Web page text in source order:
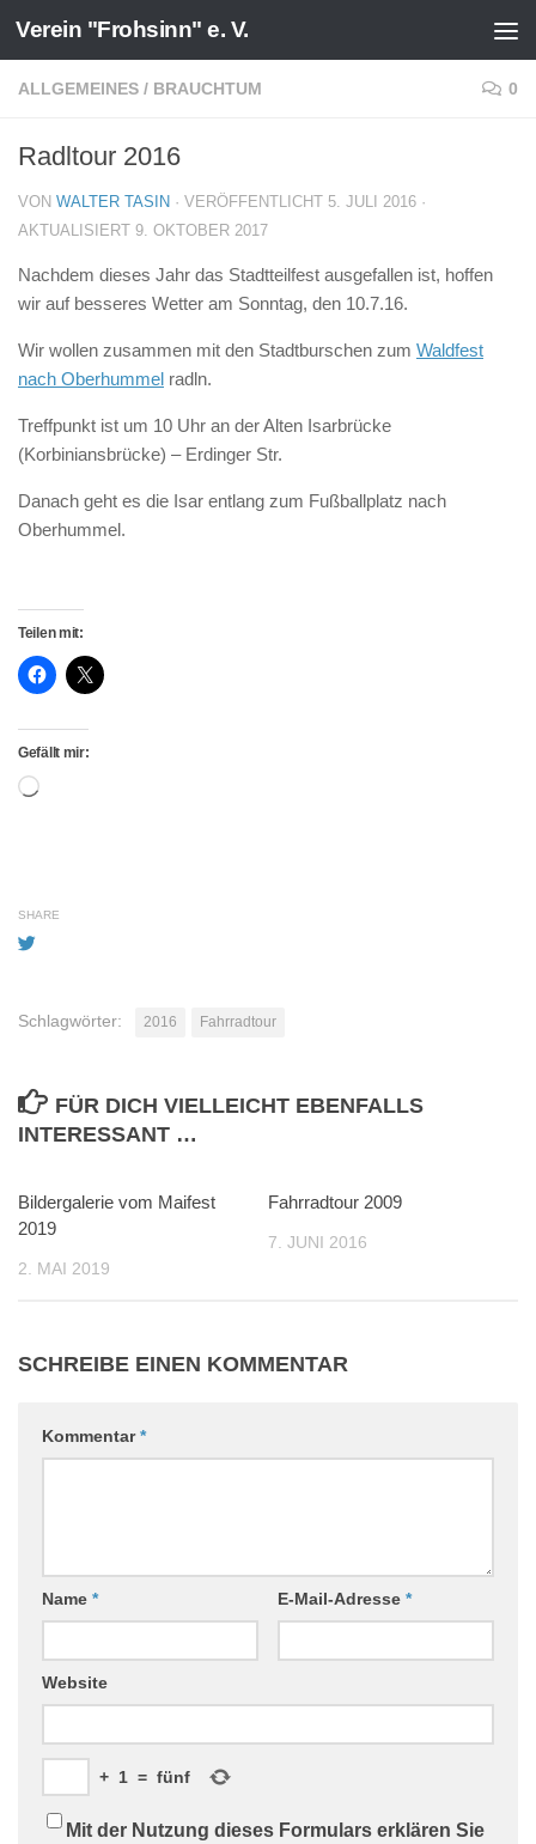
Zum Inhalt springen
Verein "Frohsinn" e. V.
ALLGEMEINES / BRAUCHTUM 0
Radltour 2016
VON WALTER TASIN · VERÖFFENTLICHT 5. JULI 2016 ·
AKTUALISIERT 9. OKTOBER 2017
Nachdem dieses Jahr das Stadtteilfest ausgefallen ist, hoffen
wir auf besseres Wetter am Sonntag, den 10.7.16.
Wir wollen zusammen mit den Stadtburschen zum Waldfest
nach Oberhummel radln.
Treffpunkt ist um 10 Uhr an der Alten Isarbrücke
(Korbiniansbrücke) – Erdinger Str.
Danach geht es die Isar entlang zum Fußballplatz nach
Oberhummel.
Teilen mit:
Gefällt mir:
Wird
SHARE
Schlagwörter: 2016 Fahrradtour
FÜR DICH VIELLEICHT EBENFALLS
INTERESSANT …
Bildergalerie vom Maifest
2019
2. MAI 2019
Fahrradtour 2009
7. JUNI 2016
SCHREIBE EINEN KOMMENTAR
Kommentar*
Name * E-Mail-Adresse *
Website
+ 1 = fünf
Mit der Nutzung dieses Formulars erklären Sie